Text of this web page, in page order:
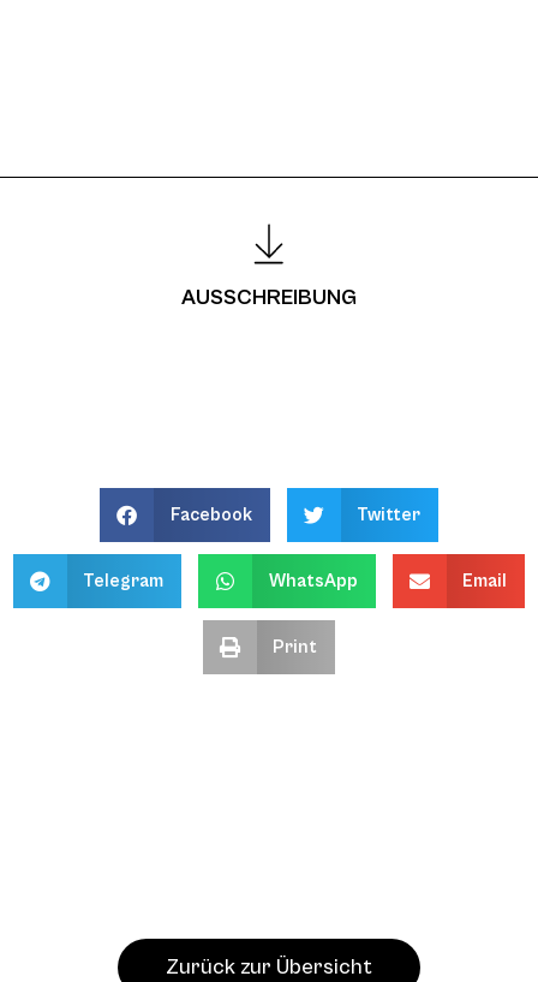
AUSSCHREIBUNG
Facebook Twitter
Telegram WhatsApp Email
Print
Zurück zur Übersicht